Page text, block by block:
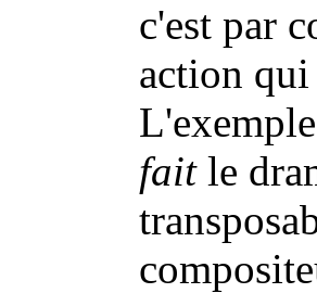
c'est par
action qui
faitle